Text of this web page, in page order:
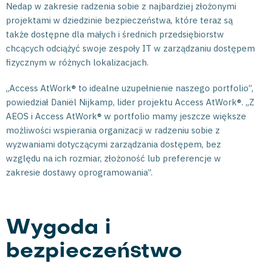
Nedap w zakresie radzenia sobie z najbardziej złożonymi
projektami w dziedzinie bezpieczeństwa, które teraz są
także dostępne dla małych i średnich przedsiębiorstw
chcących odciążyć swoje zespoły IT w zarządzaniu dostępem
fizycznym w różnych lokalizacjach.
„Access AtWork® to idealne uzupełnienie naszego portfolio”,
powiedział Daniël Nijkamp, lider projektu Access AtWork®. „Z
AEOS i Access AtWork® w portfolio mamy jeszcze większe
możliwości wspierania organizacji w radzeniu sobie z
wyzwaniami dotyczącymi zarządzania dostępem, bez
względu na ich rozmiar, złożoność lub preferencje w
zakresie dostawy oprogramowania”.
Wygoda i
bezpieczeństwo